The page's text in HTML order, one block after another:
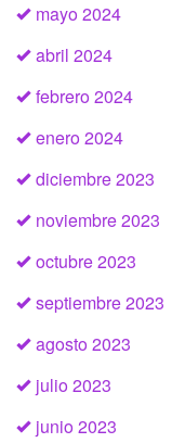
mayo 2024
abril 2024
febrero 2024
enero 2024
diciembre 2023
noviembre 2023
octubre 2023
septiembre 2023
agosto 2023
julio 2023
junio 2023